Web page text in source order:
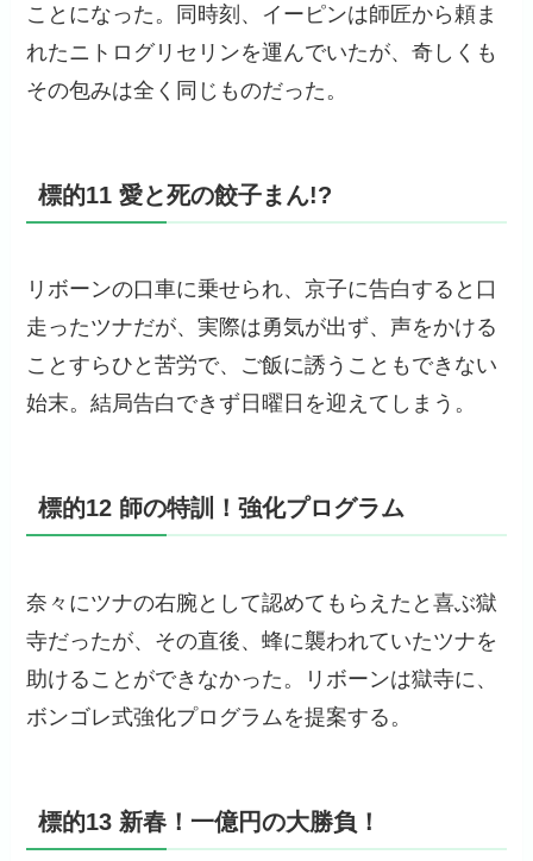
ことになった。同時刻、イーピンは師匠から頼ま
れたニトログリセリンを運んでいたが、奇しくも
その包みは全く同じものだった。
標的11 愛と死の餃子まん!?
リボーンの口車に乗せられ、京子に告白すると口
走ったツナだが、実際は勇気が出ず、声をかける
ことすらひと苦労で、ご飯に誘うこともできない
始末。結局告白できず日曜日を迎えてしまう。
標的12 師の特訓！強化プログラム
奈々にツナの右腕として認めてもらえたと喜ぶ獄
寺だったが、その直後、蜂に襲われていたツナを
助けることができなかった。リボーンは獄寺に、
ボンゴレ式強化プログラムを提案する。
標的13 新春！一億円の大勝負！